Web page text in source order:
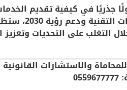
جذريًا في كيفية تقديم
السعودية.
التغلب على التحديات
والاستشارات القانونية